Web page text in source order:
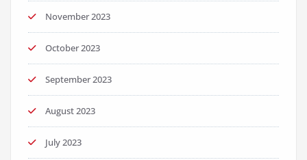
November 2023
October 2023
September 2023
August 2023
July 2023